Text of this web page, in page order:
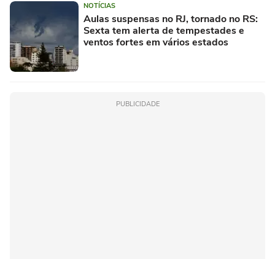
NOTÍCIAS
Aulas suspensas no RJ, tornado no RS:
Sexta tem alerta de tempestades e
ventos fortes em vários estados
PUBLICIDADE